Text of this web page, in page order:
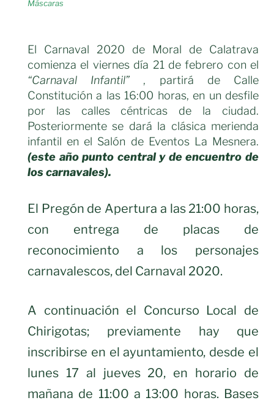
Máscaras
El Carnaval 2020 de Moral de Calatrava
comienza el viernes día 21 de febrero con el
“Carnaval Infantil” , partirá de Calle
Constitución a las 16:00 horas, en un desfile
por las calles céntricas de la ciudad.
Posteriormente se dará la clásica merienda
infantil en el Salón de Eventos La Mesnera.
(este año punto central y de encuentro de
los carnavales).
El Pregón de Apertura a las 21:00 horas,
con entrega de placas de
reconocimiento a los personajes
carnavalescos, del Carnaval 2020.
A continuación el Concurso Local de
Chirigotas; previamente hay que
inscribirse en el ayuntamiento, desde el
lunes 17 al jueves 20, en horario de
mañana de 11:00 a 13:00 horas. Bases